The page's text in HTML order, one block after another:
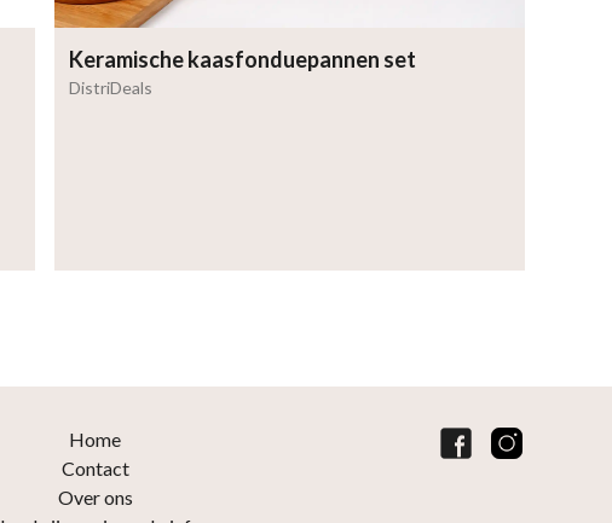
Keramische kaasfonduepannen set
DistriDeals
Home
Contact
Over ons